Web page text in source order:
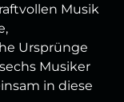
Musik
Ursprünge
Musiker
in diese